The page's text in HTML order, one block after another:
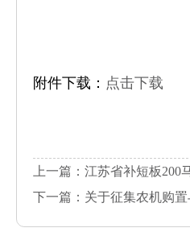
附件下载： 点击下载
上一篇：江苏省补短板
下一篇：关于征集农机购